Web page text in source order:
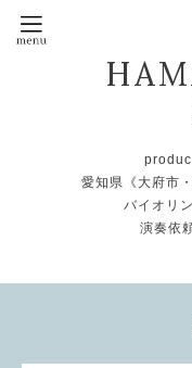
愛知県《大府市
バイオリ
演奏依